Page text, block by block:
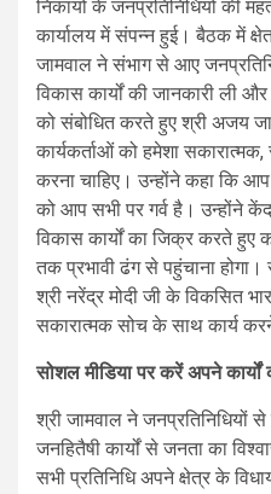
निकायों के जनप्रतिनिधियों की
कार्यालय में संपन्न हुई। बैठक में
जामवाल ने संभाग से आए
विकास कार्यों की जानकारी ली
को संबोधित करते हुए श्री अजय
कार्यकर्ताओं को हमेशा
करना चाहिए। उन्होंने कहा कि आप
को आप सभी पर गर्व है। उन्होंने
विकास कार्यों का जिक्र करते हुए
तक प्रभावी ढंग से पहुंचाना
श्री नरेंद्र मोदी जी के विकसित
सकारात्मक सोच के साथ कार्य
सोशल मीडिया पर करें अपने कार्यों
श्री जामवाल ने जनप्रतिनिधियों
जनहितैषी कार्यों से जनता का
सभी प्रतिनिधि अपने क्षेत्र के